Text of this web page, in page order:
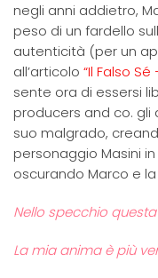
negli anni addietro,
peso di un fardello
autenticità (per un
all’articolo “Il Falso
sente ora di essersi
producers and co.
suo malgrado,
personaggio Masini
oscurando Marco e
Nello specchio
La mia anima è più